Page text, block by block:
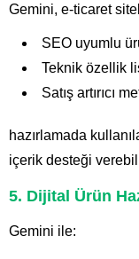
Gemini, e-ticaret
SEO uyumlu
Teknik özellik
Satış artırıcı
hazırlamada
içerik desteği
5. Dijital Ürün
Gemini ile: